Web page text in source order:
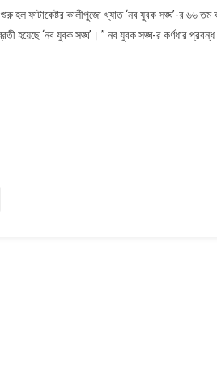
সাথে
শুরু
হল ফাটাকেষ্টর কালীপুজো খ্যাত ‘নব যুবক সঙ্ঘ’-র ৬৬ তম
হয়েছে ‘নব যুবক সঙ্ঘ’। ” নব যুবক সঙ্ঘ-র কর্ণধার প্রবন্ধ